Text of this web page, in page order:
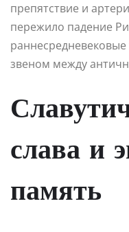
препятствие и
пережило падение
звеном между
слава и
память